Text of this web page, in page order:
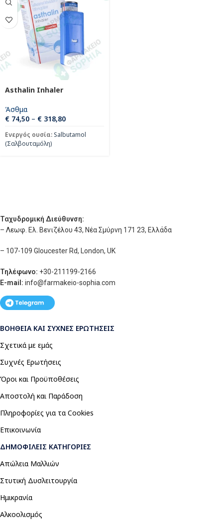
Asthalin Inhaler
Άσθμα
€ 74,50 – € 318,80
Ενεργός ουσία: Salbutamol
(Σαλβουταμόλη)
Ταχυδρομική Διεύθυνση:
– Λεωφ. Ελ. Βενιζέλου 43, Νέα Σμύρνη 171 23, Ελλάδα
– 107-109 Gloucester Rd, London, UK
Τηλέφωνο: +30-211199-2166
E-mail: info@farmakeio-sophia.com
ΒΟΉΘΕΙΑ ΚΑΙ ΣΥΧΝΈΣ ΕΡΩΤΉΣΕΙΣ
Σχετικά με εμάς
Συχνές Ερωτήσεις
Όροι και Προϋποθέσεις
Αποστολή και Παράδοση
Πληροφορίες για τα Cookies
Επικοινωνία
ΔΗΜΟΦΙΛΕΊΣ ΚΑΤΗΓΟΡΊΕΣ
Απώλεια Μαλλιών
Στυτική Δυσλειτουργία
Ημικρανία
Αλκοολισμός